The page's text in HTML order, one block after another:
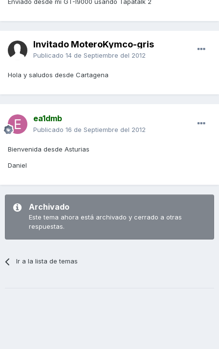
Enviado desde mi GT-I9000 usando Tapatalk 2
Invitado MoteroKymco-gris
Publicado 14 de Septiembre del 2012
Hola y saludos desde Cartagena
ea1dmb
Publicado 16 de Septiembre del 2012
Bienvenida desde Asturias
Daniel
Archivado
Este tema ahora está archivado y cerrado a otras
respuestas.
Ir a la lista de temas